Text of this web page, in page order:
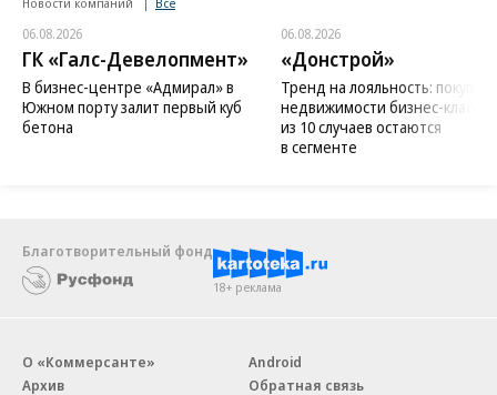
06.08.2026
ГК «Галс-Девелопмент»
В бизнес-центре «Адмирал» в
Южном порту залит первый куб
бетона
06.08.2026
«Донстрой»
Тренд на лояльность:
недвижимости бизнес-класса
из 10 случаев остаются
в сегменте
Благотворительный фонд
18+ реклама
О «Коммерсанте»
Архив
Android
Обратная связь